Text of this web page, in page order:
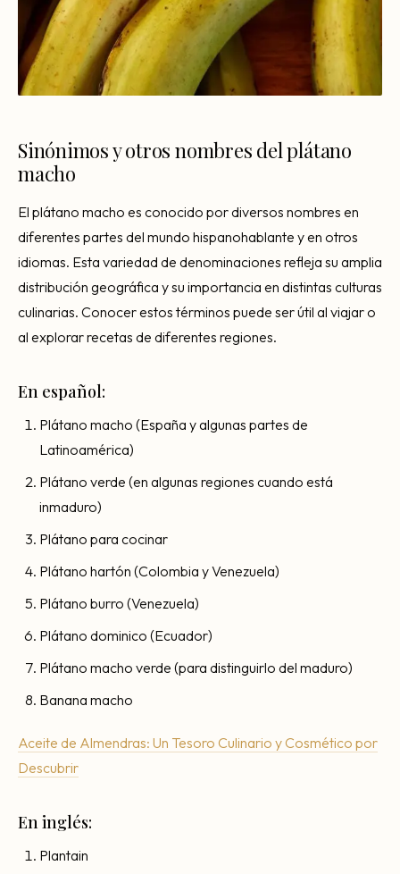
Sinónimos y otros nombres del plátano
macho
El plátano macho es conocido por diversos nombres en
diferentes partes del mundo hispanohablante y en otros
idiomas. Esta variedad de denominaciones refleja su amplia
distribución geográfica y su importancia en distintas culturas
culinarias. Conocer estos términos puede ser útil al viajar o
al explorar recetas de diferentes regiones.
En español:
Plátano macho (España y algunas partes de
Latinoamérica)
Plátano verde (en algunas regiones cuando está
inmaduro)
Plátano para cocinar
Plátano hartón (Colombia y Venezuela)
Plátano burro (Venezuela)
Plátano dominico (Ecuador)
Plátano macho verde (para distinguirlo del maduro)
Banana macho
Aceite de Almendras: Un Tesoro Culinario y Cosmético por
Descubrir
En inglés:
Plantain